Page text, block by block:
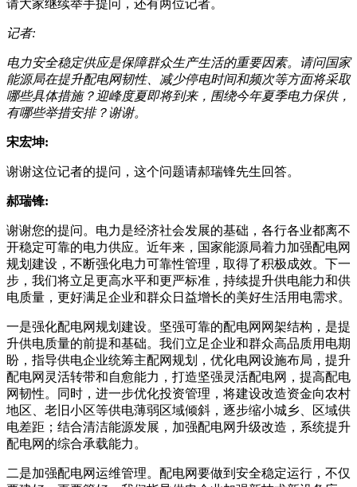
请大家继续举手提问，还有两位记者。
记者:
电力安全稳定供应是保障群众生产生活的重要因素。请问国家
能源局在提升配电网韧性、减少停电时间和频次等方面将采取
哪些具体措施？迎峰度夏即将到来，围绕今年夏季电力保供，
有哪些举措安排？谢谢。
宋宏坤:
谢谢这位记者的提问，这个问题请郝瑞锋先生回答。
郝瑞锋:
谢谢您的提问。电力是经济社会发展的基础，各行各业都离不
开稳定可靠的电力供应。近年来，国家能源局着力加强配电网
规划建设，不断强化电力可靠性管理，取得了积极成效。下一
步，我们将立足更高水平和更严标准，持续提升供电能力和供
电质量，更好满足企业和群众日益增长的美好生活用电需求。
一是强化配电网规划建设。坚强可靠的配电网网架结构，是提
升供电质量的前提和基础。我们立足企业和群众高品质用电期
盼，指导供电企业统筹主配网规划，优化电网设施布局，提升
配电网灵活转带和自愈能力，打造坚强灵活配电网，提高配电
网韧性。同时，进一步优化投资管理，将建设改造资金向农村
地区、老旧小区等供电薄弱区域倾斜，逐步缩小城乡、区域供
电差距；结合清洁能源发展，加强配电网升级改造，系统提升
配电网的综合承载能力。
二是加强配电网运维管理。配电网要做到安全稳定运行，不仅